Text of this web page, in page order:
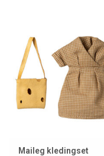
Maileg kledingset